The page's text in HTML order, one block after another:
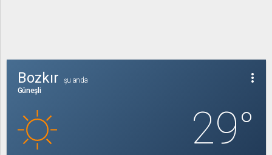
more_vert
Bozkır
şu anda
Güneşli
29°